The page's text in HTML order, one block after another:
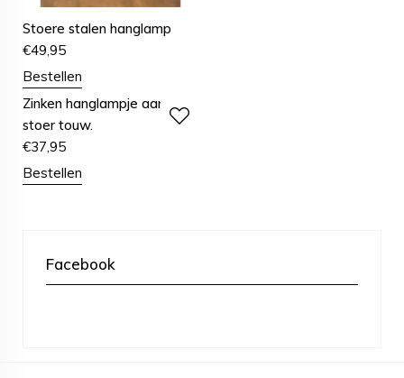
Stoere stalen hanglamp
€49,95
Bestellen
Zinken hanglampje aan
stoer touw.
€37,95
Bestellen
Facebook